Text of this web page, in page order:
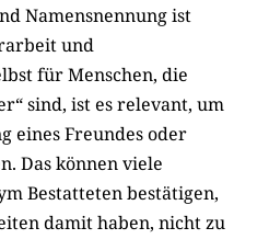
Namensnennung ist
und
für Menschen, die
sind, ist es relevant, um
eines Freundes oder
Das können viele
Bestatteten bestätigen,
damit haben, nicht zu